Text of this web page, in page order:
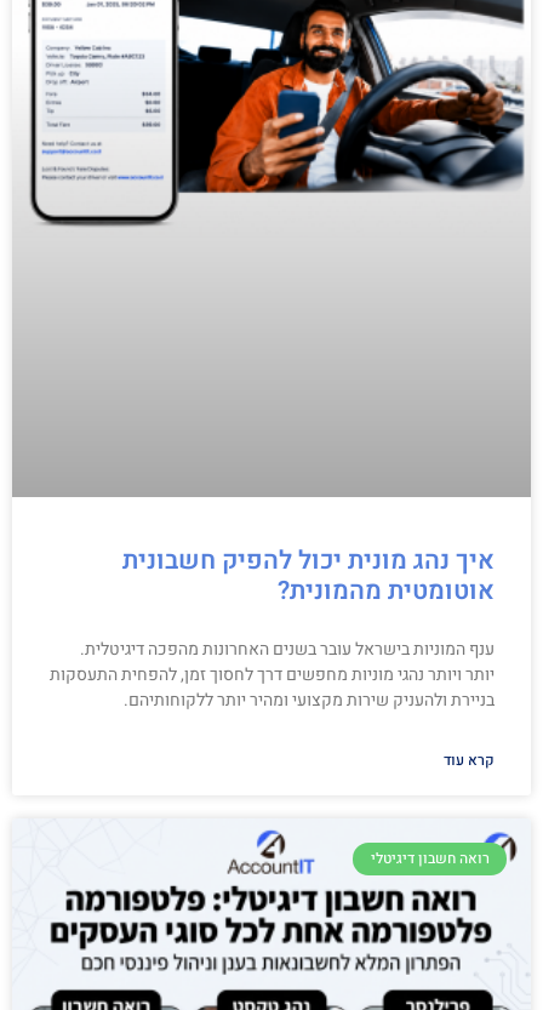
איך נהג מונית יכול להפיק חשבונית
אוטומטית מהמונית?
ענף המוניות בישראל עובר בשנים האחרונות מהפכה דיגיטלית.
יותר ויותר נהגי מוניות מחפשים דרך לחסוך זמן, להפחית התעסקות
בניירת ולהעניק שירות מקצועי ומהיר יותר ללקוחותיהם.
קרא עוד
רואה חשבון דיגיטלי